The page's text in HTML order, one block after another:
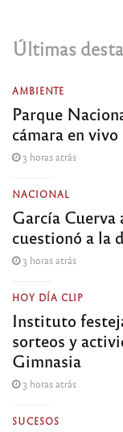
Últimas
AMBIENTE
Parque
cámara en
3 horas atrás
NACIONAL
García
cuestionó a la
3 horas atrás
HOY DÍA CLIP
Instituto
sorteos y
Gimnasia
3 horas atrás
SUCESOS